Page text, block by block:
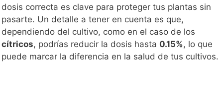
dosis correcta es clave para proteger tus plantas sin
pasarte. Un detalle a tener en cuenta es que,
dependiendo del cultivo, como en el caso de los
cítricos, podrías reducir la dosis hasta 0.15%, lo que
puede marcar la diferencia en la salud de tus cultivos.